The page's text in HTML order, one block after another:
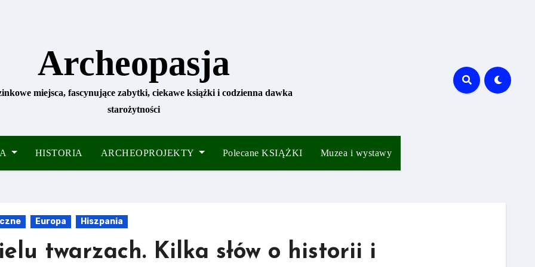
Archeopasja
miejsca, fascynujące zabytki, ciekawe książki i codzienna dawka
starożytności
HISTORIA ARCHEOPROJEKTY Polecane KSIĄŻKI Muzea i wystawy
Europa Hiszpania
twarzach. Kilka słów o historii i